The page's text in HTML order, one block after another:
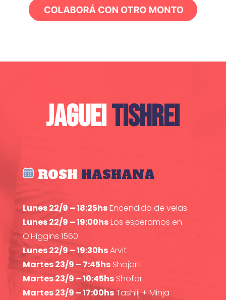
JAGUEITISHREI
ROSH HASHANA
Lunes 22/9 – 18:25hsEncendido de velas
Lunes 22/9 – 19:00hsLos esperamos en
O'Higgins 1560
Lunes 22/9 – 19:30hsArvit
Martes 23/9 – 7:45hsShajarit
Martes 23/9 – 10:45hsShofar
Martes 23/9 – 17:00hsTashlij + Minja